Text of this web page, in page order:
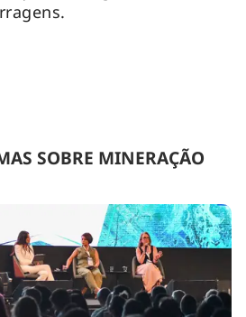
SOBRE MINERAÇÃO